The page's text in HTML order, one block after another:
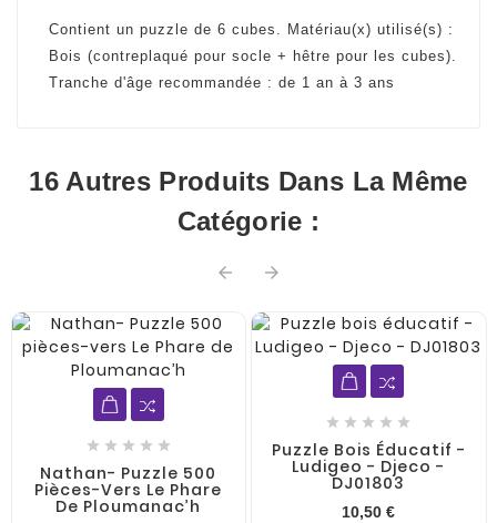
Contient un puzzle de 6 cubes. Matériau(x) utilisé(s) :
Bois (contreplaqué pour socle + hêtre pour les cubes).
Tranche d'âge recommandée : de 1 an à 3 ans
16 Autres Produits Dans La Même
Catégorie :
 
    
Nathan- Puzzle 500
Pièces-Vers Le Phare
De Ploumanac’h
    
Puzzle Bois Éducatif -
Ludigeo - Djeco -
DJ01803
10,50 €